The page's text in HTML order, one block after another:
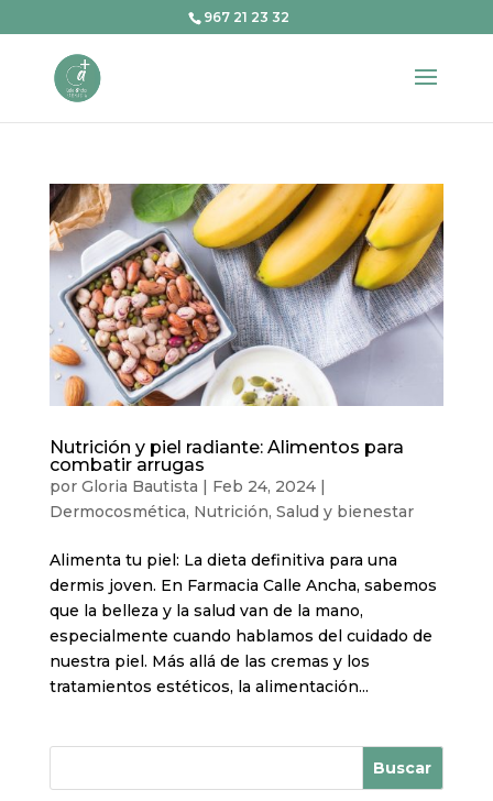
967 21 23 32
Nutrición y piel radiante: Alimentos para
combatir arrugas
por Gloria Bautista | Feb 24, 2024|
Dermocosmética, Nutrición, Salud y bienestar
Alimenta tu piel: La dieta definitiva para una
dermis joven. En Farmacia Calle Ancha, sabemos
que la belleza y la salud van de la mano,
especialmente cuando hablamos del cuidado de
nuestra piel. Más allá de las cremas y los
tratamientos estéticos, la alimentación...
Buscar